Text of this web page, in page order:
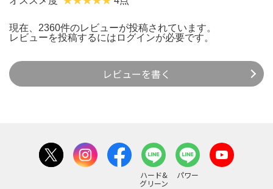
現在、2360件のレビューが投稿されています。
レビューを投稿するには ログインが必要です。
レビューを書く
ハード&
グリーン
パワー